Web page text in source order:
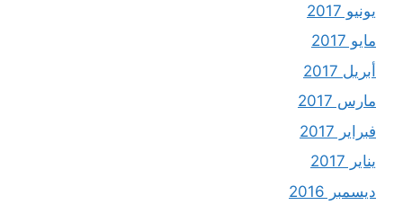
يونيو 2017
مايو 2017
أبريل 2017
مارس 2017
فبراير 2017
يناير 2017
ديسمبر 2016